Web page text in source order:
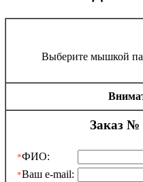
Выберите мышкой
Заказ №
*ФИО:
*Ваш e-mail: